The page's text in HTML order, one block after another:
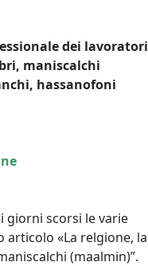
dei lavoratori
maniscalchi
hassanofoni
giorni scorsi le varie
articolo «La relgione, la
(maalmin)”.